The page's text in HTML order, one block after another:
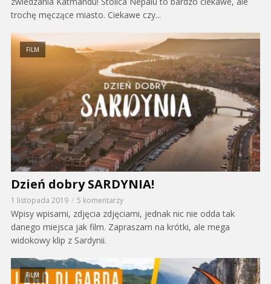
trochę męczące miasto. Ciekawe czy...
FILM
Dzień dobry SARDYNIA!
1 listopada 2019 5 komentarzy
Wpisy wpisami, zdjęcia zdjęciami, jednak nic nie odda tak
danego miejsca jak film. Zapraszam na krótki, ale mega
widokowy klip z Sardynii.
FILM